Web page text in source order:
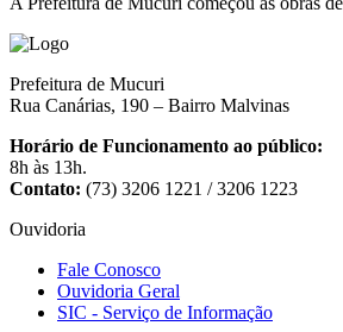
Prefeitura de Mucuri
Rua Canárias, 190 – Bairro Malvinas
Horário de Funcionamento ao público:
8h às 13h.
Contato: (73) 3206 1221 / 3206 1223
Ouvidoria
Fale Conosco
Ouvidoria Geral
SIC - Serviço de Informação